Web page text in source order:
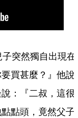
突然獨自出現在
買甚麼？』他說
：『二叔，這很
點頭，竟然父子